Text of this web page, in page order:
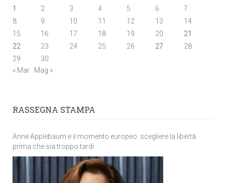
1
2 3 4 5 6
7
8
9 10 11 12 13
14
15
16 17 18 19 20
21
22
23 24 25 26 27
28
29
30
« Mar
Mag »
RASSEGNA STAMPA
Anne Applebaum e il momento europeo: scegliere la libertà
prima che sia troppo tardi